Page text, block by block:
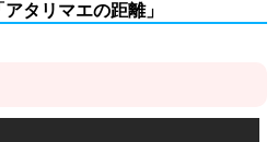
タリマエの距離」